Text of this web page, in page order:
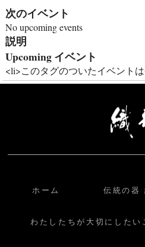
次のイベント
No upcoming events
説明
Upcoming イベント
<li>このタグのついたイベント
ホーム 伝統の器
わたしたちが大切にしたい